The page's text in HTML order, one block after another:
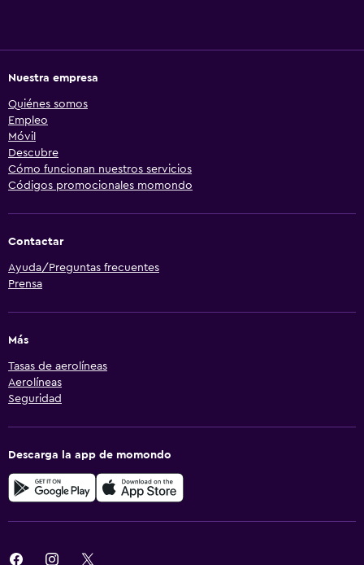
Nuestra empresa
Quiénes somos
Empleo
Móvil
Descubre
Cómo funcionan nuestros servicios
Códigos promocionales momondo
Contactar
Ayuda/Preguntas frecuentes
Prensa
Más
Tasas de aerolíneas
Aerolíneas
Seguridad
Descarga la app de momondo